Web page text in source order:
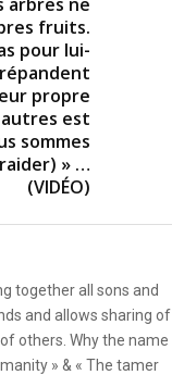
fruits.
pour lui-
propre
est
sommes
» …
(VIDÉO)
together all sons and
and allows sharing of
others. Why the name
» & « The tamer